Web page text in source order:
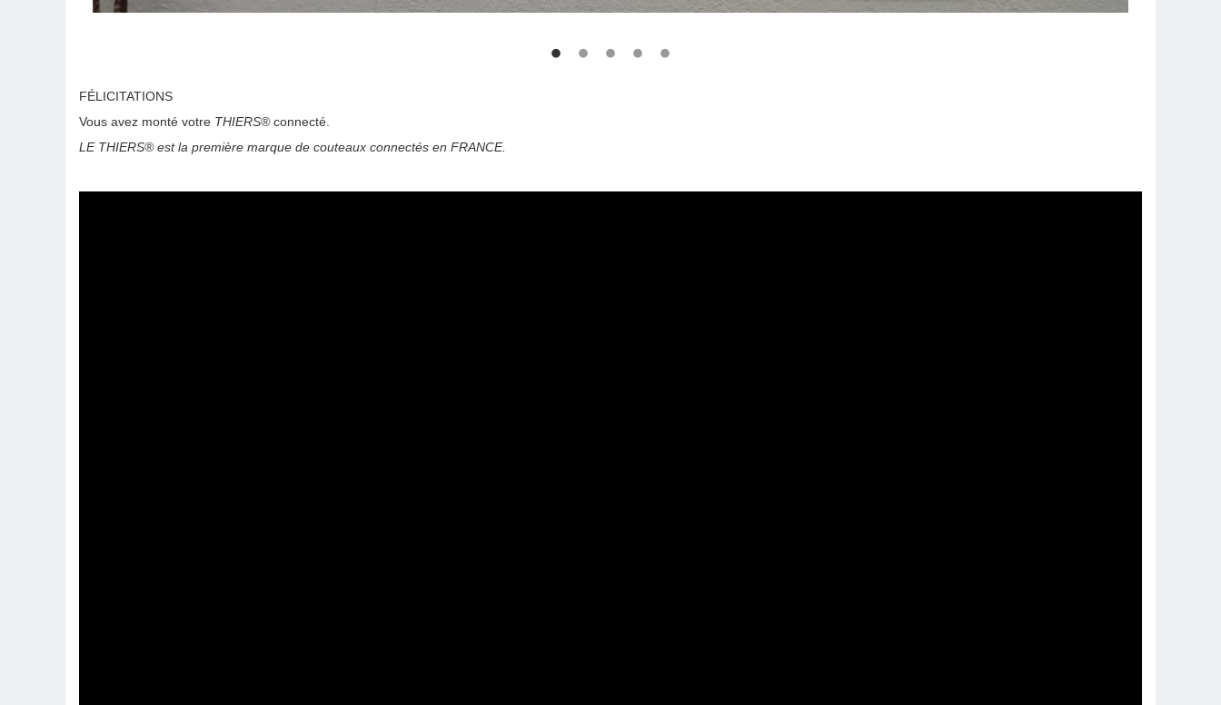
FÉLICITATIONS
Vous avez monté votre THIERS®connecté.
LE THIERS® est la première marque de couteaux connectés en FRANCE.